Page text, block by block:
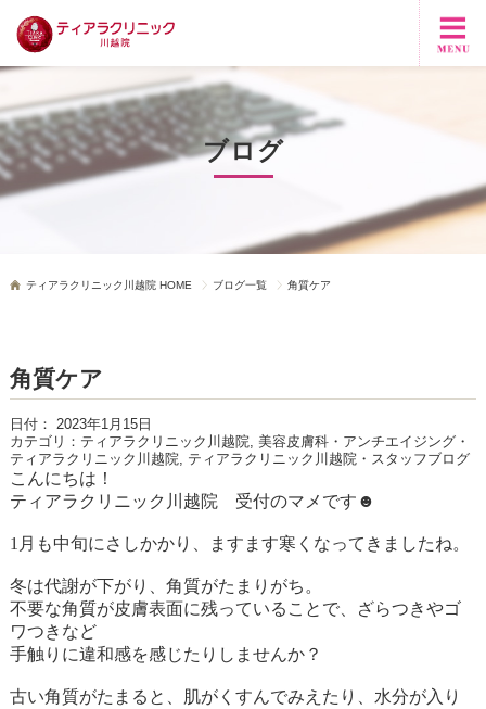
ブログ
ティアラクリニック川越院 HOME ブログ一覧 角質ケア
角質ケア
日付： 2023年1月15日
カテゴリ： ティアラクリニック川越院, 美容皮膚科・アンチエイジング・
ティアラクリニック川越院, ティアラクリニック川越院・スタッフブログ
こんにちは！
ティアラクリニック川越院 受付のマメです ☻
1 月も中旬にさしかかり、ますます寒くなってきましたね。
冬は代謝が下がり、角質がたまりがち。
不要な角質が皮膚表面に残っていることで、ざらつきやゴ
ワつきなど
手触りに違和感を感じたりしませんか？
古い角質がたまると、肌がくすんでみえたり、水分が入り